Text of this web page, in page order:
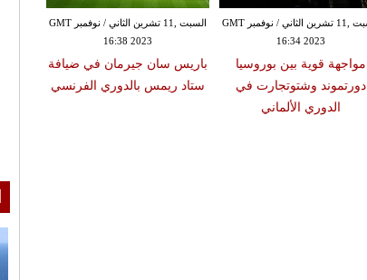
السبت ,11 تشرين الثاني / نوفمبر GMT
16:38 2023
باريس سان جيرمان في ضيافة
ستاد ريمس بالدوري الفرنسي
السبت ,11 تشرين الثاني / نوفمبر GMT
16:34 2023
مواجهة قوية بين بوروسيا
دورتموند وشتوتجارت في
الدوري الألماني